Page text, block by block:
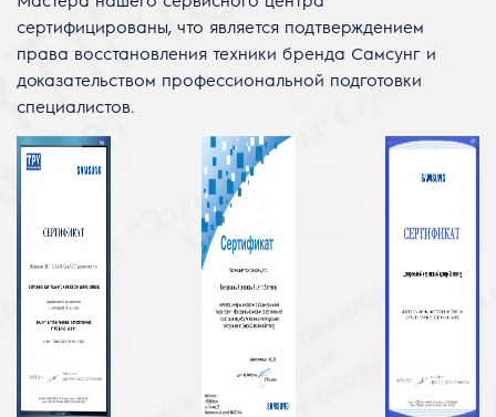
сертифицированы, что является подтверждением
права восстановления техники бренда Самсунг и
доказательством профессиональной подготовки
специалистов.